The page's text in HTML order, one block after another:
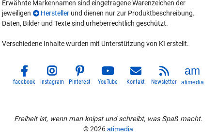
Erwähnte Markennamen sind eingetragene Warenzeichen der
jeweiligen
Hersteller und dienen nur zur Produktbeschreibung.
Daten, Bilder und Texte sind urheberrechtlich geschützt.
Verschiedene Inhalte wurden mit Unterstützung von KI erstellt.
facebook Instagram Pinterest YouTube Kontakt Newsletter atimedia
Freiheit ist, wenn man knipst und schreibt, was Spaß macht.
© 2026atimedia